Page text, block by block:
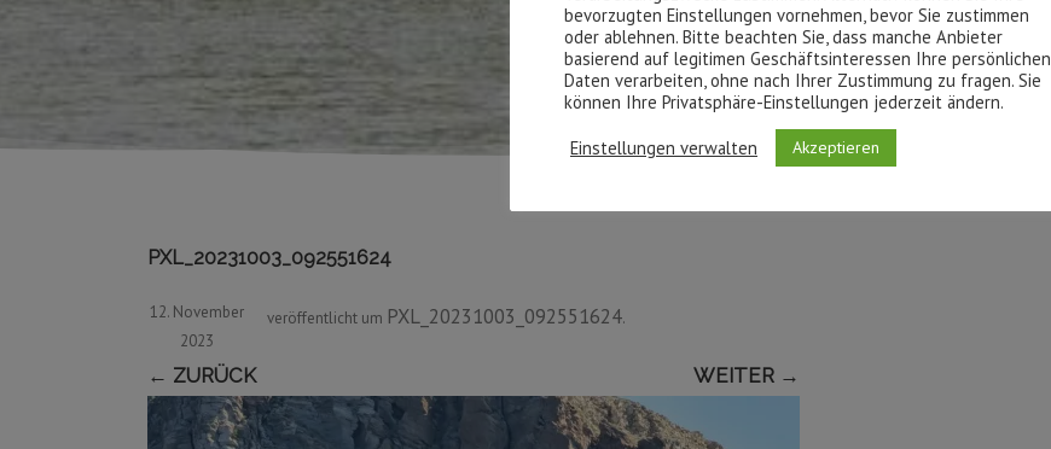
PXL_20231003_092551624
veröffentlicht
12. November
2023
um PXL_20231003_092551624.
← ZURÜCK WEITER →
bevorzugten Einstellungen vornehmen, bevor Sie zustimmen
oder ablehnen. Bitte beachten Sie, dass manche Anbieter
basierend auf legitimen Geschäftsinteressen Ihre persönlichen
Daten verarbeiten, ohne nach Ihrer Zustimmung zu fragen. Sie
können Ihre Privatsphäre-Einstellungen jederzeit ändern.
Einstellungen verwalten
Akzeptieren